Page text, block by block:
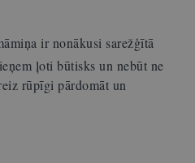
ir nonākusi sarežģītā
ļoti būtisks un nebūt ne
rūpīgi pārdomāt un